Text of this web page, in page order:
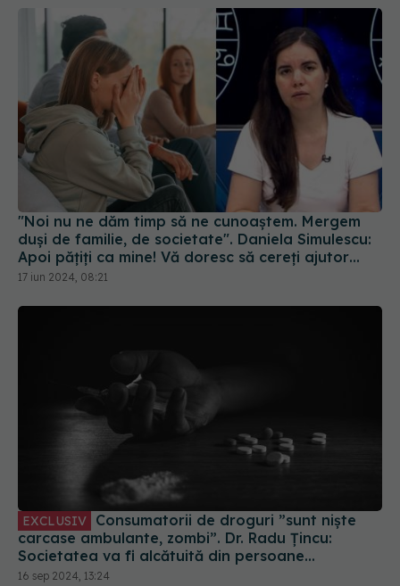
"Noi nu ne dăm timp să ne cunoaștem. Mergem
duși de familie, de societate". Daniela Simulescu:
Apoi pățiți ca mine! Vă doresc să cereți ajutor
atunci când aveți nevoie, să nu vă rușinați
17 iun 2024, 08:21
EXCLUSIV
carcase ambulante, zombi”. Dr. Radu Țincu:
Societatea va fi alcătuită din persoane
disfuncționale
16 sep 2024, 13:24